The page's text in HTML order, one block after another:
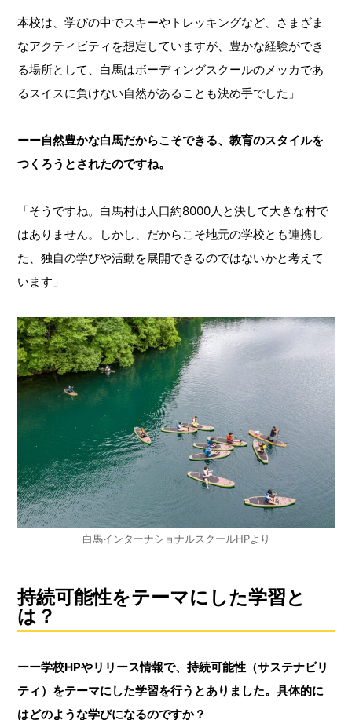
本校は、学びの中でスキーやトレッキングなど、さまざま
なアクティビティを想定していますが、豊かな経験ができ
る場所として、白馬はボーディングスクールのメッカであ
るスイスに負けない自然があることも決め手でした」
ーー自然豊かな白馬だからこそできる、教育のスタイルを
つくろうとされたのですね。
「そうですね。白馬村は人口約8000人と決して大きな村で
はありません。しかし、だからこそ地元の学校とも連携し
た、独自の学びや活動を展開できるのではないかと考えて
います」
白馬インターナショナルスクールHPより
持続可能性をテーマにした学習と
は？
ーー学校HPやリリース情報で、持続可能性（サステナビリ
ティ）をテーマにした学習を行うとありました。具体的に
はどのような学びになるのですか？